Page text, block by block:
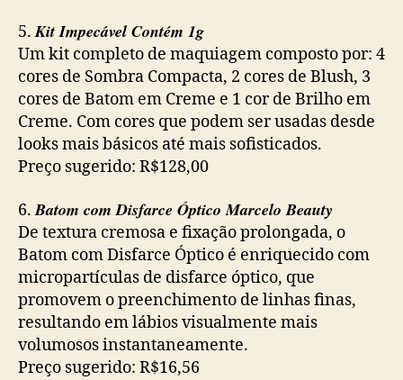
5.Kit Impecável Contém 1g
Um kit completo de maquiagem composto por: 4
cores de Sombra Compacta, 2 cores de Blush, 3
cores de Batom em Creme e 1 cor de Brilho em
Creme. Com cores que podem ser usadas desde
looks mais básicos até mais sofisticados.
Preço sugerido: R$128,00
6.Batom com Disfarce Óptico Marcelo Beauty
De textura cremosa e fixação prolongada, o
Batom com Disfarce Óptico é enriquecido com
micropartículas de disfarce óptico, que
promovem o preenchimento de linhas finas,
resultando em lábios visualmente mais
volumosos instantaneamente.
Preço sugerido: R$16,56